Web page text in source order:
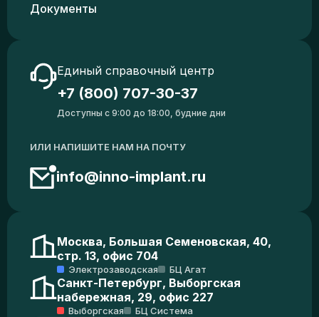
Документы
Единый справочный центр
+7 (800) 707-30-37
Доступны с 9:00 до 18:00, будние дни
ИЛИ НАПИШИТЕ НАМ НА ПОЧТУ
info@inno-implant.ru
Москва, Большая Семеновская, 40,
стр. 13, офис 704
Электрозаводская БЦ Агат
Санкт-Петербург, Выборгская
набережная, 29, офис 227
Выборгская БЦ Система